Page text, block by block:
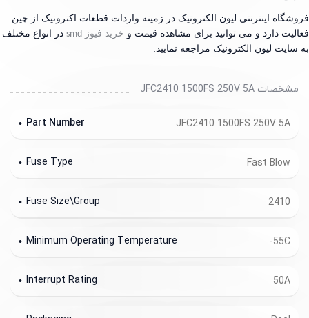
اینترنتی لیون الکترونیک در زمینه واردات قطعات اکترونیک از چین
دارد و می توانید برای مشاهده قیمت و خرید فیوزsmd در انواع مختلف
لیون الکترونیک مراجعه نمایید.
مشخصات JFC2410 1500FS 250V 5A
JFC2410 1500FS 250V 5A
Part Number
Fast Blow
Fuse Type
2410
Fuse Size\Group
-55C
Minimum Operating Temperature
50A
Interrupt Rating